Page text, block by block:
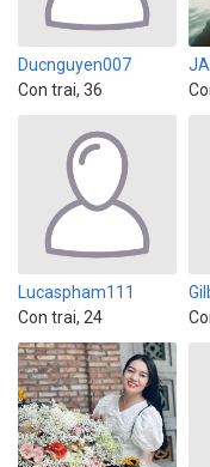
Ducnguyen007
Con trai, 36
Lucaspham111
Con trai, 24